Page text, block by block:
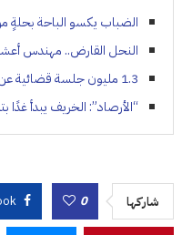
الضباب يكسو الباحة بحلةٍ
النحل القارض.. مهندس
1.3 مليون جلسة قضائية عن بُعد في 6 أشهر
“الأرصاد”: الخريف يبدأ غدًا
شاركها 0